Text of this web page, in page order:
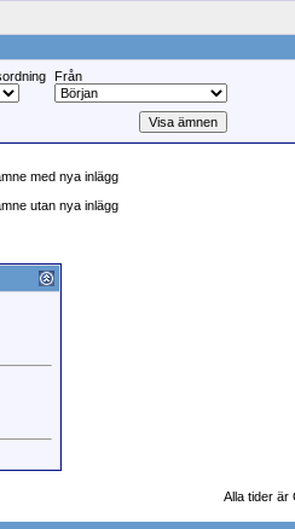
Från
med nya inlägg
utan nya inlägg
Alla tider är